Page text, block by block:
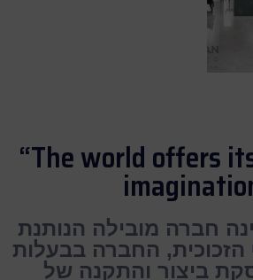
“The world offers
חברה מובילה הנותנת
הזכוכית, החברה בבעלות
ביצור והתקנה של